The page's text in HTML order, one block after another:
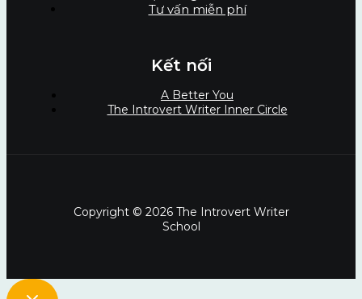
Tư vấn miễn phí
Kết nối
A Better You
The Introvert Writer Inner Circle
Copyright © 2026 The Introvert Writer
School